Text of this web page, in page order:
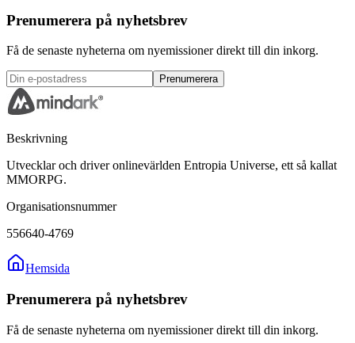
Prenumerera på nyhetsbrev
Få de senaste nyheterna om nyemissioner direkt till din inkorg.
Prenumerera
Beskrivning
Utvecklar och driver onlinevärlden Entropia Universe, ett så kallat
MMORPG.
Organisationsnummer
556640-4769
Hemsida
Prenumerera på nyhetsbrev
Få de senaste nyheterna om nyemissioner direkt till din inkorg.